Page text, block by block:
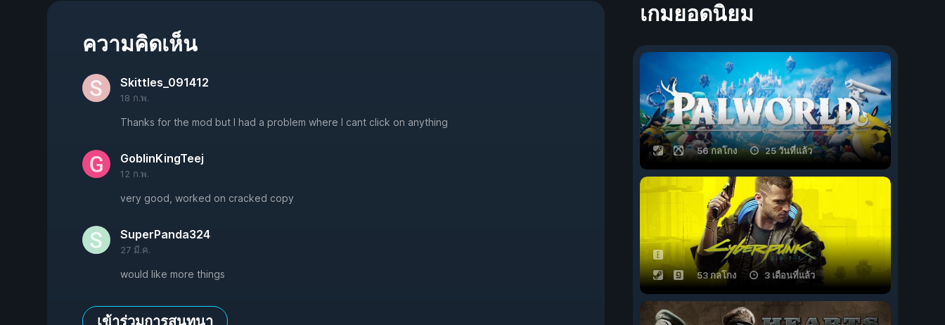
ความคิดเห็น
Skittles_091412
18 ก.พ.
Thanks for the mod but I had a problem where I cant click on anything
GoblinKingTeej
12 ก.พ.
very good, worked on cracked copy
SuperPanda324
27 มี.ค.
would like more things
เข้าร่วมการสนทนา
เกมยอดนิยม
56 กลโกง 25 วันที่แล้ว
53 กลโกง 3 เดือนที่แล้ว